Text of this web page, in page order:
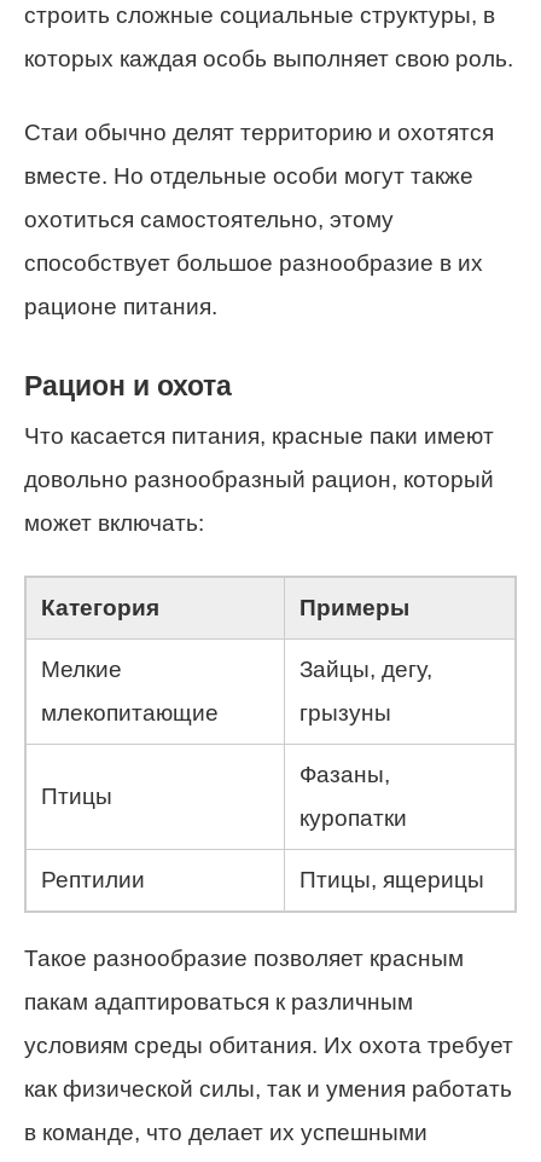
строить сложные социальные структуры, в
которых каждая особь выполняет свою роль.
Стаи обычно делят территорию и охотятся
вместе. Но отдельные особи могут также
охотиться самостоятельно, этому
способствует большое разнообразие в их
рационе питания.
Рацион и охота
Что касается питания, красные паки имеют
довольно разнообразный рацион, который
может включать:
Категория Примеры
Мелкие
млекопитающие
Зайцы, дегу,
грызуны
Птицы
Фазаны,
куропатки
Рептилии Птицы, ящерицы
Такое разнообразие позволяет красным
пакам адаптироваться к различным
условиям среды обитания. Их охота требует
как физической силы, так и умения работать
в команде, что делает их успешными